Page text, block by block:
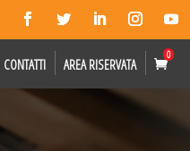
CONTATTI AREA RISERVATA
0